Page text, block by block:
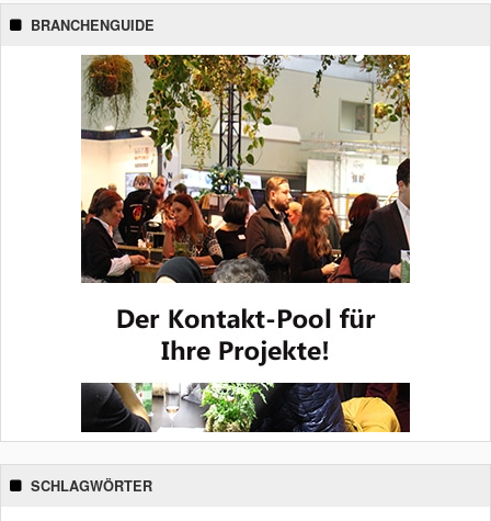
BRANCHENGUIDE
SCHLAGWÖRTER